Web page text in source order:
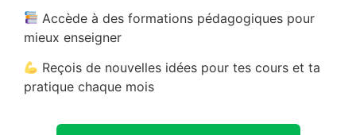
Accède à des formations pédagogiques pour
mieux enseigner
Reçois de nouvelles idées pour tes cours et ta
pratique chaque mois